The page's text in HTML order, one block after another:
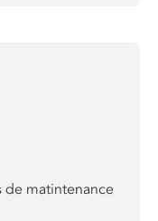
matintenance